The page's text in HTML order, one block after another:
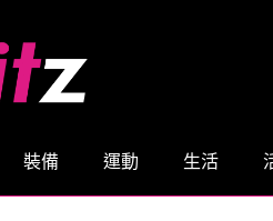
裝備 運動 生活